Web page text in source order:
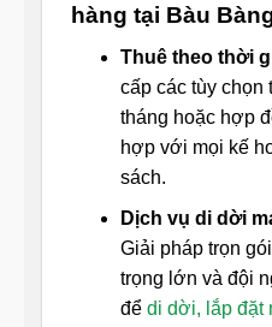
hàng tại Bàu
Thuê theo thời
cấp các tùy chọn
tháng hoặc hợp
hợp với mọi kế
sách.
Dịch vụ di dời
Giải pháp trọn
trọng lớn và đội
để di dời, lắp đặt